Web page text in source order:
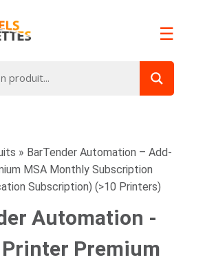
☰
» BarTender Automation – Add-
MSA Monthly Subscription
Subscription) (>10 Printers)
Automation -
Premium